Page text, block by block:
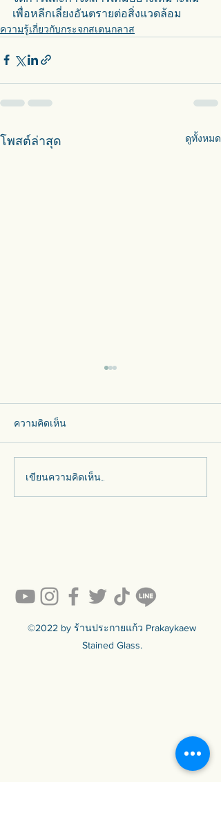
เพื่อหลีกเลี่ยงอันตรายต่อสิ่งแวดล้อม
ความรู้เกี่ยวกับกระจกสเตนกลาส
โพสต์ล่าสุด ดูทั้งหมด
คำถามที่ควรสอบถามสตูดิ
โอทำกระจกสี สเตนกลาส
ความคิดเห็น
เขียนความคิดเห็น…
©2022 by ร้านประกายแก้ว Prakaykaew
Stained Glass.